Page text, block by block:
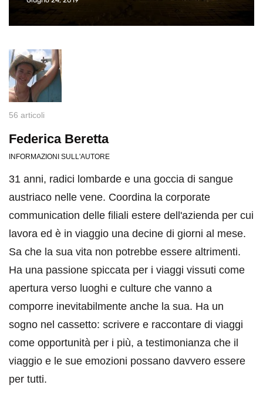
56 articoli
Federica Beretta
INFORMAZIONI SULL'AUTORE
31 anni, radici lombarde e una goccia di sangue
austriaco nelle vene. Coordina la corporate
communication delle filiali estere dell'azienda per cui
lavora ed è in viaggio una decine di giorni al mese.
Sa che la sua vita non potrebbe essere altrimenti.
Ha una passione spiccata per i viaggi vissuti come
apertura verso luoghi e culture che vanno a
comporre inevitabilmente anche la sua. Ha un
sogno nel cassetto: scrivere e raccontare di viaggi
come opportunità per i più, a testimonianza che il
viaggio e le sue emozioni possano davvero essere
per tutti.